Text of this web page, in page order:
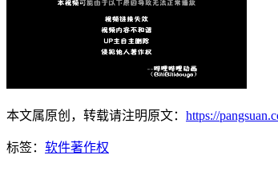
本文属原创，转载请注明原文： https://
标签： 软件著作权